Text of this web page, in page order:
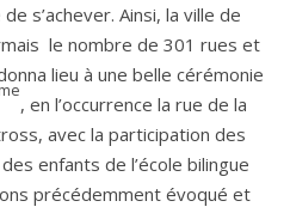
s’achever. Ainsi, la ville de
le nombre de 301 rues et
lieu à une belle cérémonie
, en l’occurrence la rue de la
avec la participation des
enfants de l’école bilingue
précédemment évoqué et